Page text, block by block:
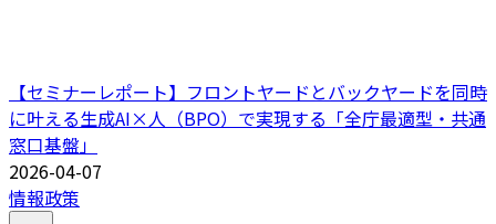
【セミナーレポート】フロントヤードとバックヤードを同時
に叶える生成AI×人（BPO）で実現する「全庁最適型・共通
窓口基盤」
2026-04-07
情報政策